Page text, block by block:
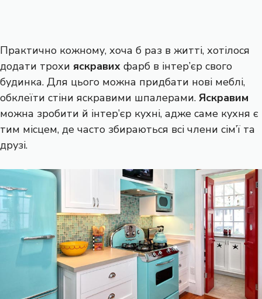
Практично кожному, хоча б раз в житті, хотілося
додати трохи яскравих фарб в інтер’єр свого
будинка. Для цього можна придбати нові меблі,
обклеїти стіни яскравими шпалерами. Яскравим
можна зробити й інтер’єр кухні, адже саме кухня є
тим місцем, де часто збираються всі члени сім’ї та
друзі.